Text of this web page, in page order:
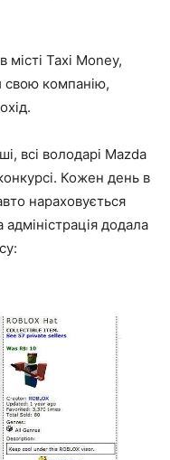
місті Taxi Money,
свою компанію,
всі володарі Mazda
Кожен день в
нараховується
додала